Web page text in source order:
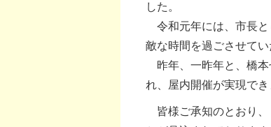
した。
令和元年には、市長と
敵な時間を過ごさせてい
昨年、一昨年と、橋本
れ、屋内開催が実現で
皆様ご承知のとおり、